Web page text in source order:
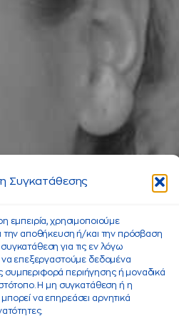
Συγκατάθεσης
εμπειρία, χρησιμοποιούμε
την αποθήκευση ή/και την πρόσβαση
για τις εν λόγω
να επεξεργαστούμε δεδομένα
περιήγησης ή μοναδικά
Η μη συγκατάθεση ή η
να επηρεάσει αρνητικά